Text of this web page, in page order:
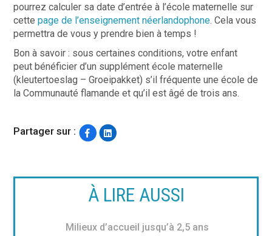
pourrez calculer sa date d’entrée à l’école maternelle sur
cette page de l’enseignement néerlandophone. Cela vous
permettra de vous y prendre bien à temps !
Bon à savoir : sous certaines conditions, votre enfant
peut bénéficier d’un supplément école maternelle
(kleutertoeslag – Groeipakket) s’il fréquente une école de
la Communauté flamande et qu’il est âgé de trois ans.
Partager sur :
À LIRE AUSSI
Milieux d’accueil jusqu’à 2,5 ans